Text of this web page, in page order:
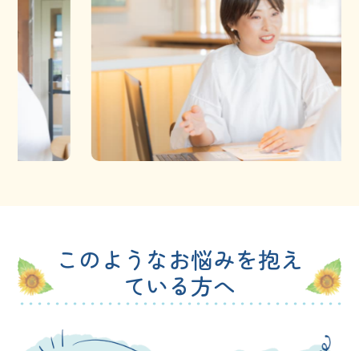
このようなお悩みを抱え
ている方へ